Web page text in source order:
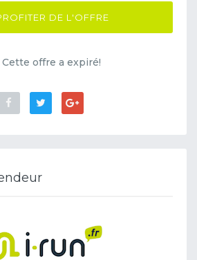
DE L'OFFRE
Cette offre a expiré!